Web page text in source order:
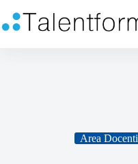
Area Docenti